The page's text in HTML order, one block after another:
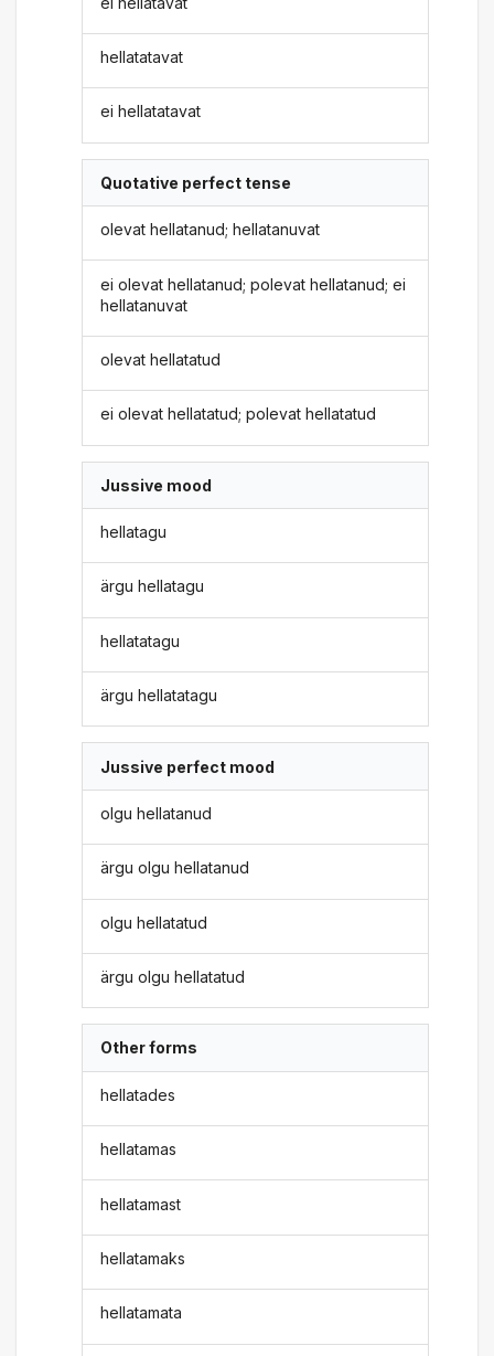
hellatatavat
ei hellatatavat
Quotative perfect tense
olevat hellatanud; hellatanuvat
ei olevat hellatanud; polevat hellatanud; ei
hellatanuvat
olevat hellatatud
ei olevat hellatatud; polevat hellatatud
Jussive mood
hellatagu
ärgu hellatagu
hellatatagu
ärgu hellatatagu
Jussive perfect mood
olgu hellatanud
ärgu olgu hellatanud
olgu hellatatud
ärgu olgu hellatatud
Other forms
hellatades
hellatamas
hellatamast
hellatamaks
hellatamata